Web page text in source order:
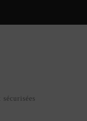
sécurisées